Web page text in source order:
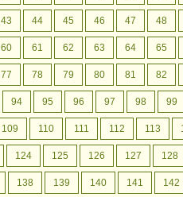
43 44 45 46 47 48
60 61 62 63 64 65
77 78 79 80 81 82
94 95 96 97 98 99
109 110 111 112 113
124 125 126 127 128
138 139 140 141 142